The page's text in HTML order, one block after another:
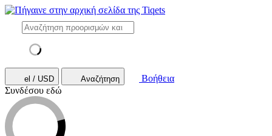
el / USD Αναζήτηση
Βοήθεια
Συνδέσου εδώ